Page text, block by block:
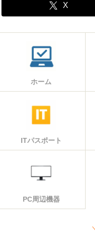
X
ホーム
ITパスポート
PC周辺機器